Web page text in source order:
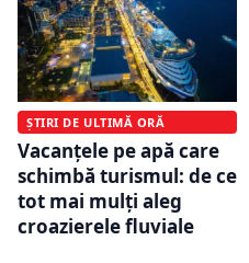
ȘTIRI DE ULTIMĂ ORĂ
Vacanțele pe apă care
schimbă turismul: de ce
tot mai mulți aleg
croazierele fluviale